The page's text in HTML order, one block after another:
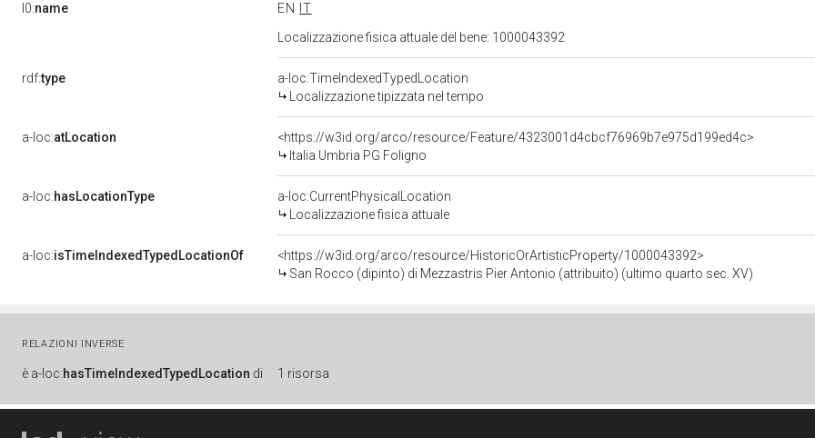
l0:name EN
IT
Localizzazione fisica attuale del bene: 1000043392
rdf:type
a-loc:TimeIndexedTypedLocation
Localizzazione tipizzata nel tempo
a-loc:atLocation
<https://w3id.org/arco/resource/Feature/4323001d4cbcf76969b7e975d199ed4c>
Italia Umbria PG Foligno
a-loc:hasLocationType
a-loc:CurrentPhysicalLocation
Localizzazione fisica attuale
a-loc:isTimeIndexedTypedLocationOf
<https://w3id.org/arco/resource/HistoricOrArtisticProperty/1000043392>
San Rocco (dipinto) di Mezzastris Pier Antonio (attribuito) (ultimo quarto sec. XV)
RELAZIONI INVERSE
è a-loc:hasTimeIndexedTypedLocation di 1 risorsa